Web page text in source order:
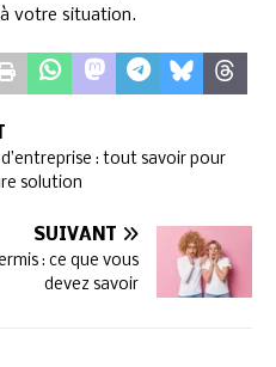
votre situation.
: tout savoir pour
solution
SUIVANT
: ce que vous
devez savoir